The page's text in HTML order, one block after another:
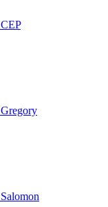
CEP
Gregory
Salomon